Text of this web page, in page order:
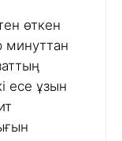
өткен
минуттан
есе ұзын